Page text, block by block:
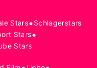
Stars•Schlagerstars
Stars•
Stars